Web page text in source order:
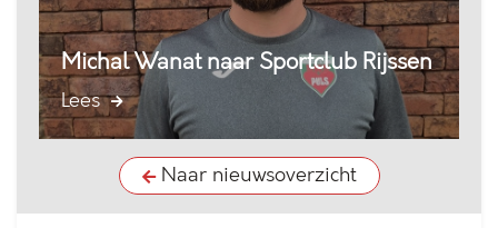
Michal Wanat naar Sportclub Rijssen
Lees
Naar nieuwsoverzicht